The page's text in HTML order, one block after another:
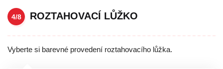
4/8 ROZTAHOVACÍ LŮŽKO
Vyberte si barevné provedení roztahovacího lůžka.